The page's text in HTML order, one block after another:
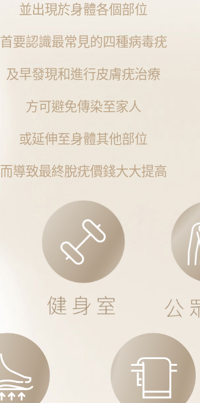
並出現於身體各個部位
首要認識最常見的四種病毒疣
及早發現和進行皮膚疣治療
方可避免傳染至家人
或延伸至身體其他部位
而導致最終脫疣價錢大大提高